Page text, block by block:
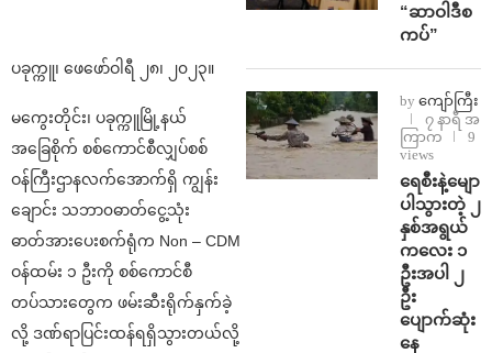
ပခုက္ကူ၊ ဖေဖော်ဝါရီ ၂‌၈၊ ၂၀၂၃။
မကွေးတိုင်း၊ ပခုက္ကူမြို့နယ်
အခြေစိုက် စစ်ကောင်စီလျှပ်စစ်
ဝန်ကြီးဌာနလက်အောက်ရှိ ကျွန်း
ချောင်း သဘာ၀ဓာတ်ငွေ့သုံး
ဓာတ်အားပေးစက်ရုံက Non – CDM
ဝန်ထမ်း ၁ ဦးကို စစ်ကောင်စီ
တပ်သားတွေက ဖမ်းဆီးရိုက်နှက်ခဲ့
လို့ ဒဏ်ရာပြင်းထန်ရရှိသွားတယ်လို့
“ဆာဝါဒီစ
ကပ်”
by ကျော်ကြီး
၇ နာရီ အ
ကြာက
9
views
ရေစီးနဲ့မျော
ပါသွားတဲ့ ၂
နှစ်အရွယ်
ကလေး ၁
ဦးအပါ ၂
ဦး
ပျောက်ဆုံး
နေ